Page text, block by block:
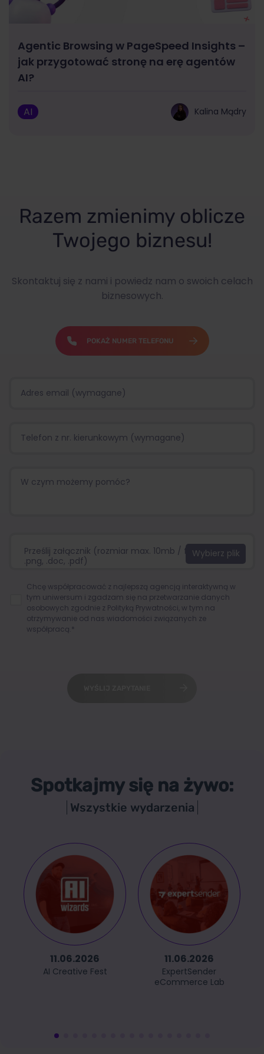
Agentic Browsing w PageSpeed Insights –
jak przygotować stronę na erę agentów
AI?
AI Kalina Mądry
Razem zmienimy oblicze
Twojego biznesu!
Skontaktuj się z nami i powiedz nam o swoich celach
biznesowych.
POKAŻ NUMER TELEFONU
Prześlij załącznik (rozmiar max. 10mb / format:.jpg,
.png, .doc, .pdf)
Chcę współpracować z najlepszą agencją interaktywną w
tym uniwersum i zgadzam się na przetwarzanie danych
osobowych zgodnie z Polityką Prywatności , w tym na
otrzymywanie od nas wiadomości związanych ze
współpracą.*
Spotkajmy się na żywo:
Wszystkie wydarzenia
11.06.2026
AI Creative Fest
11.06.2026
ExpertSender
eCommerce Lab